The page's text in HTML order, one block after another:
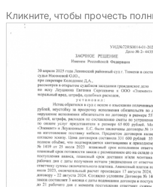
Кликните, чтобы прочесть